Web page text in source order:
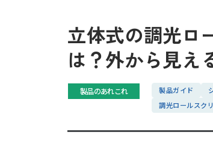
立体式の調光ロ
は？外から見え
製品のあれこれ 製品ガイド
調光ロールスク